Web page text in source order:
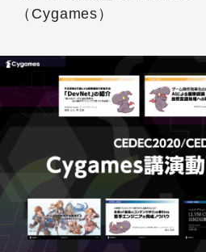
（Cygames）